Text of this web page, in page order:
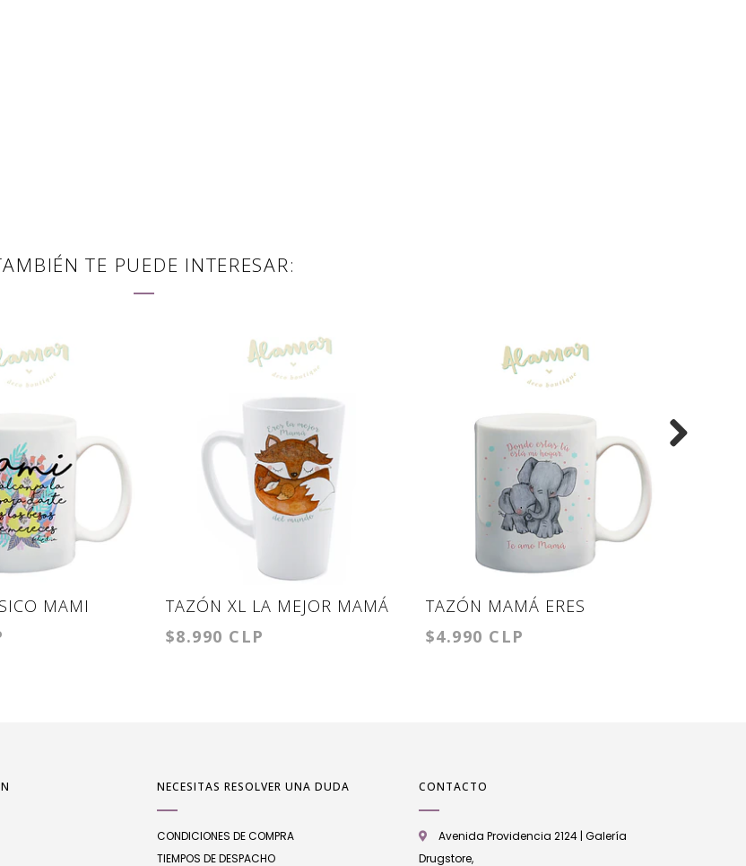
TE PUEDE INTERESAR:
MAMI
TAZÓN XL LA MEJOR MAMÁ
$8.990 CLP
TAZÓN MAMÁ ERES
MI/NUESTRO HOGAR
$4.990 CLP
NECESITAS RESOLVER UNA DUDA
CONDICIONES DE COMPRA
TIEMPOS DE DESPACHO
CONTACTO
Avenida Providencia 2124 | Galería
Drugstore,